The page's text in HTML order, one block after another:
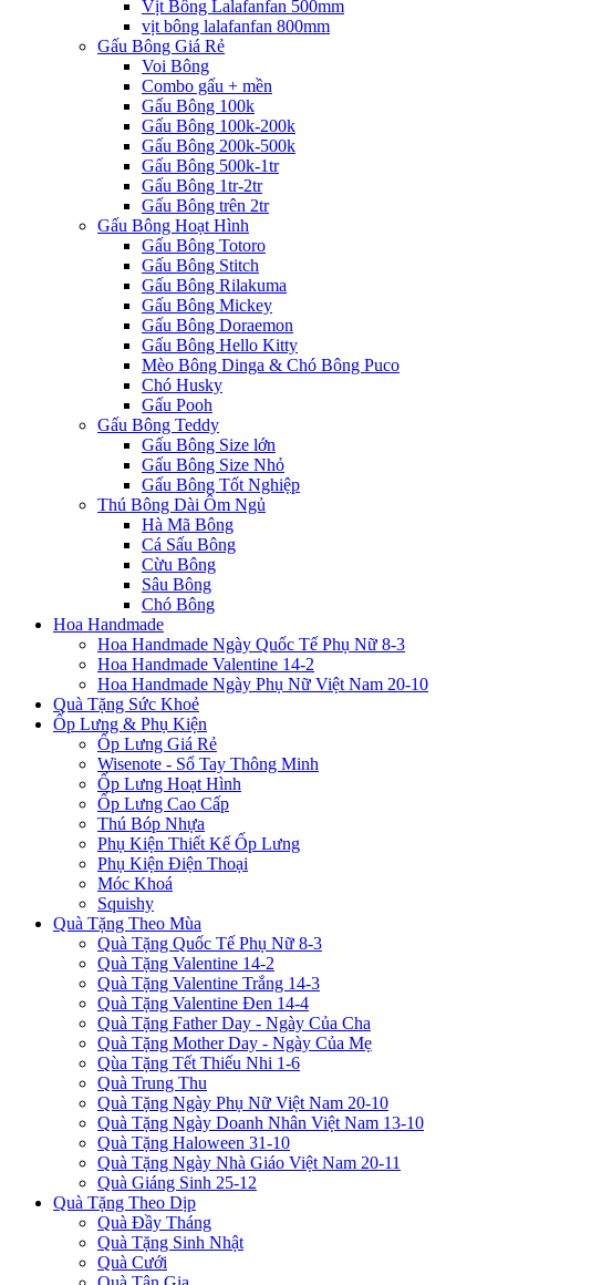
Vịt Bông Lalafanfan 500mm
vịt bông lalafanfan 800mm
Gấu Bông Giá Rẻ
Voi Bông
Combo gấu + mền
Gấu Bông 100k
Gấu Bông 100k-200k
Gấu Bông 200k-500k
Gấu Bông 500k-1tr
Gấu Bông 1tr-2tr
Gấu Bông trên 2tr
Gấu Bông Hoạt Hình
Gấu Bông Totoro
Gấu Bông Stitch
Gấu Bông Rilakuma
Gấu Bông Mickey
Gấu Bông Doraemon
Gấu Bông Hello Kitty
Mèo Bông Dinga & Chó Bông Puco
Chó Husky
Gấu Pooh
Gấu Bông Teddy
Gấu Bông Size lớn
Gấu Bông Size Nhỏ
Gấu Bông Tốt Nghiệp
Thú Bông Dài Ôm Ngủ
Hà Mã Bông
Cá Sấu Bông
Cừu Bông
Sâu Bông
Chó Bông
Hoa Handmade
Hoa Handmade Ngày Quốc Tế Phụ Nữ 8-3
Hoa Handmade Valentine 14-2
Hoa Handmade Ngày Phụ Nữ Việt Nam 20-10
Quà Tặng Sức Khoẻ
Ốp Lưng & Phụ Kiện
Ốp Lưng Giá Rẻ
Wisenote - Sổ Tay Thông Minh
Ốp Lưng Hoạt Hình
Ốp Lưng Cao Cấp
Thú Bóp Nhựa
Phụ Kiện Thiết Kế Ốp Lưng
Phụ Kiện Điện Thoại
Móc Khoá
Squishy
Quà Tặng Theo Mùa
Quà Tặng Quốc Tế Phụ Nữ 8-3
Quà Tặng Valentine 14-2
Quà Tặng Valentine Trắng 14-3
Quà Tặng Valentine Đen 14-4
Quà Tặng Father Day - Ngày Của Cha
Quà Tặng Mother Day - Ngày Của Mẹ
Qùa Tặng Tết Thiếu Nhi 1-6
Quà Trung Thu
Quà Tặng Ngày Phụ Nữ Việt Nam 20-10
Quà Tặng Ngày Doanh Nhân Việt Nam 13-10
Quà Tặng Haloween 31-10
Quà Tặng Ngày Nhà Giáo Việt Nam 20-11
Quà Giáng Sinh 25-12
Quà Tặng Theo Dịp
Quà Đầy Tháng
Quà Tặng Sinh Nhật
Quà Cưới